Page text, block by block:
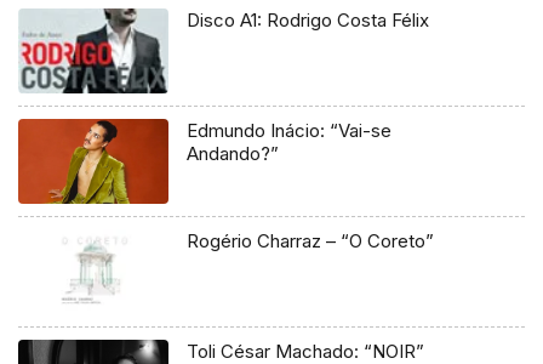
Disco A1: Rodrigo Costa Félix
Edmundo Inácio: “Vai-se
Andando?”
Rogério Charraz – “O Coreto”
Toli César Machado: “NOIR”